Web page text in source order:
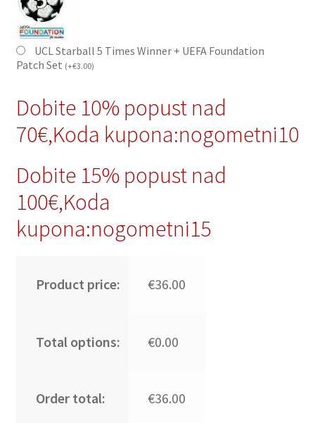
UCL Starball 5 Times Winner + UEFA Foundation
Patch Set (+€3.00)
Dobite 10% popust nad
70€,Koda kupona:nogometni10
Dobite 15% popust nad
100€,Koda
kupona:nogometni15
Product price: €36.00
Total options: €0.00
Order total: €36.00